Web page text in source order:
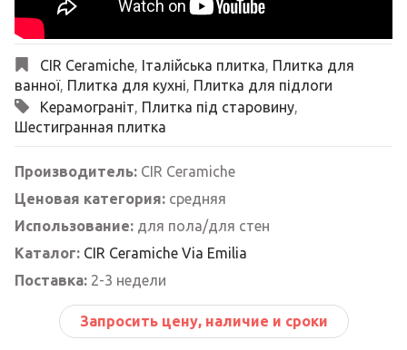
CIR Ceramiche, Італійська плитка, Плитка для
ванної, Плитка для кухні, Плитка для підлоги
Керамограніт, Плитка під старовину,
Шестигранная плитка
Производитель: CIR Ceramiche
Ценовая категория: средняя
Использование: для пола/для стен
Каталог: CIR Ceramiche Via Emilia
Поставка: 2-3 недели
Запросить цену, наличие и сроки